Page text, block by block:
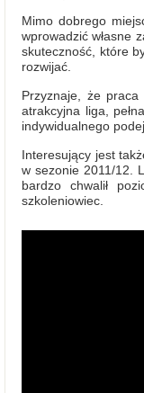
Mimo dobrego
wprowadzić własne
skuteczność, które
rozwijać.
Przyznaje, że
atrakcyjna liga,
indywidualnego
Interesujący jest
w sezonie 2011/12.
bardzo chwalił
szkoleniowiec.